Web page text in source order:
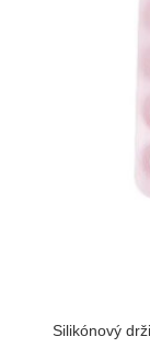
Silikónový